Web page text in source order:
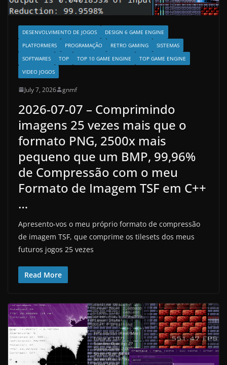
DESENVOLVIMENTO DE JOGOS
DESIGN 6 GAME ENGINE
PLATFORMERS
PROGRAMAÇÃO RETRO GAMING
SISTEMAS
SOFTWARES
TOP TOP 10 GAME ENGINE
TOP GAME ENGINE
VIDEO JOGOS
July 7, 2026 gnmf
2026-07-07 – Comprimindo
imagens 25 vezes mais que o
formato PNG, 2500x mais
pequeno que um BMP, 99,96%
de Compressão com o meu
Formato de Imagem TSF em C++
…
Apresento-vos o meu próprio formato de compressão
de imagem TSF, que comprime os tilesets dos meus
futuros jogos 25 vezes
Read More